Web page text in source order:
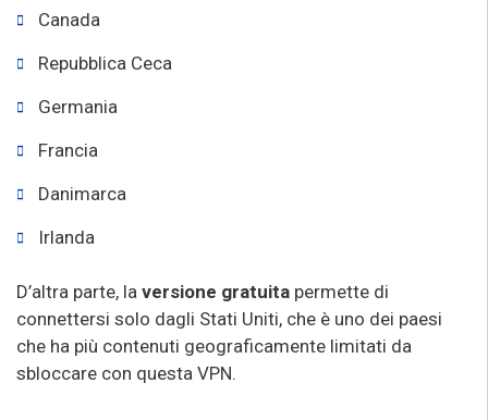
Canada
Repubblica Ceca
Germania
Francia
Danimarca
Irlanda
D’altra parte, la versione gratuita permette di
connettersi solo dagli Stati Uniti, che è uno dei paesi
che ha più contenuti geograficamente limitati da
sbloccare con questa VPN.